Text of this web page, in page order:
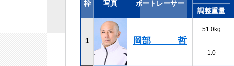
枠 写真 ボートレーサー
調整重量
1 岡部 哲
51.0kg
1.0